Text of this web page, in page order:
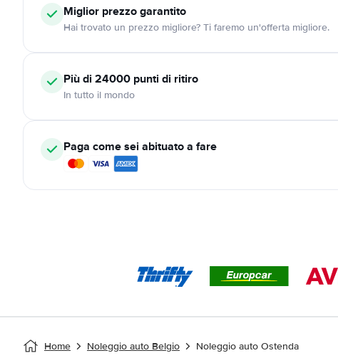
Miglior prezzo garantito
Hai trovato un prezzo migliore? Ti faremo un'offerta migliore.
Più di 24000 punti di ritiro
In tutto il mondo
Paga come sei abituato a fare
Home Noleggio auto Belgio Noleggio auto Ostenda